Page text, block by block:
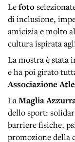
Lefoto
di inclusione,
amicizia e molto
cultura ispirata
La mostra è stata
e ha poi girato
Associazione
LaMaglia
dello sport:
barriere fisiche,
promozione della